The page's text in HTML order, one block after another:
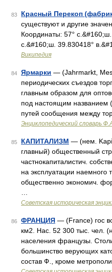
83 Красный Перекоп
существуют и другие
Координаты: 57°
с.&#160;ш. 39.830418°
Википедия
84 Ярмарки — (Jahrmarkt,
периодических съездов
главным образом для
под настоящим названием
путей сообщения между
Энциклопедический словарь
85 КАПИТАЛИЗМ — (нем.
главный) общественный
частнокапиталистич.
на эксплуатации наемного
общественно экономич.
Советская историческая
86 ФРАНЦИЯ — (France) гос
км2. Нас. 52 300 тыс. чел.
населения французы.
большинство верующих
состав Ф., кроме